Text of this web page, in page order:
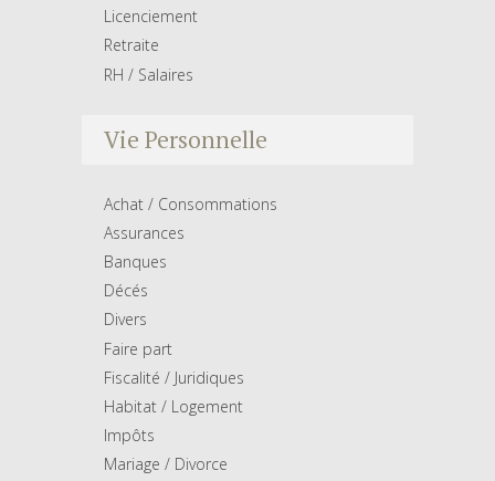
Licenciement
Retraite
RH / Salaires
Vie Personnelle
Achat / Consommations
Assurances
Banques
Décés
Divers
Faire part
Fiscalité / Juridiques
Habitat / Logement
Impôts
Mariage / Divorce